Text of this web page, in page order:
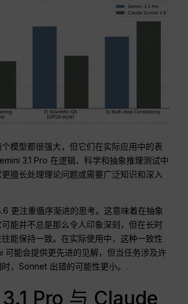
模型都很强大，但它们在实际应用中的表
3.1 Pro 在逻辑、科学和抽象推理测试中
擅长处理理论问题或需要广泛知识和深入
更注重循序渐进的思考。这意味着在抽象
能并不总是那么令人印象深刻，但在长时
能保持一致。在实际使用中，这种一致性
可能会提供更先进的见解，但当任务涉及许
，Sonnet 出错的可能性更小。.
Pro 与 Claude